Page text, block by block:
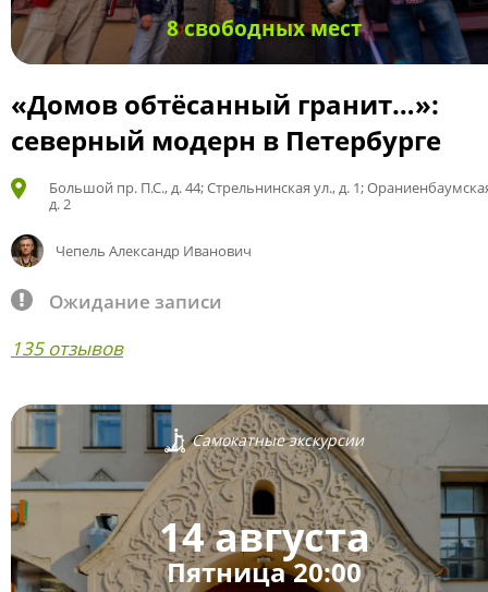
8 свободных мест
«Домов обтёсанный гранит…»:
северный модерн в Петербурге
Большой пр. П.С., д. 44; Стрельнинская ул., д. 1;
д. 2
Чепель Александр Иванович
Ожидание записи
135 отзывов
Самокатные экскурсии
14 августа
Пятница 20:00